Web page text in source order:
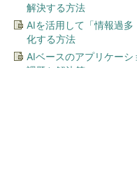
解決する方法
AIを活用して「情報過
化する方法
AIベースのアプリケー
課題と解決策